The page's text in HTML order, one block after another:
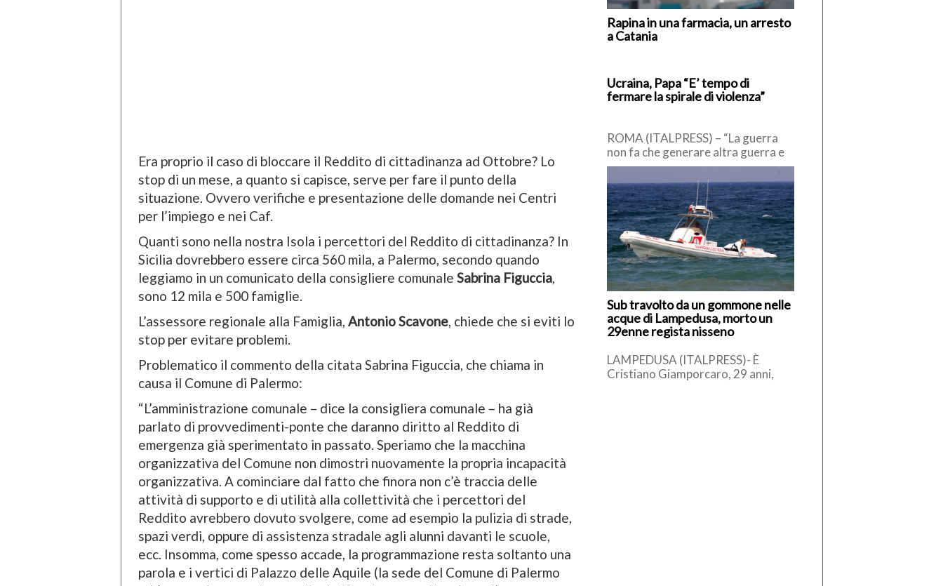
Era proprio il caso di bloccare il Reddito di cittadinanza ad Ottobre? Lo
stop di un mese, a quanto si capisce, serve per fare il punto della
situazione. Ovvero verifiche e presentazione delle domande nei Centri
per l’impiego e nei Caf.
Quanti sono nella nostra Isola i percettori del Reddito di cittadinanza? In
Sicilia dovrebbero essere circa 560 mila, a Palermo, secondo quando
leggiamo in un comunicato della consigliere comunale Sabrina Figuccia,
sono 12 mila e 500 famiglie.
L’assessore regionale alla Famiglia, Antonio Scavone, chiede che si eviti lo
stop per evitare problemi.
Problematico il commento della citata Sabrina Figuccia, che chiama in
causa il Comune di Palermo:
“L’amministrazione comunale – dice la consigliera comunale – ha già
parlato di provvedimenti-ponte che daranno diritto al Reddito di
emergenza già sperimentato in passato. Speriamo che la macchina
organizzativa del Comune non dimostri nuovamente la propria incapacità
organizzativa. A cominciare dal fatto che finora non c’è traccia delle
attività di supporto e di utilità alla collettività che i percettori del
Reddito avrebbero dovuto svolgere, come ad esempio la pulizia di strade,
spazi verdi, oppure di assistenza stradale agli alunni davanti le scuole,
ecc. Insomma, come spesso accade, la programmazione resta soltanto una
parola e i vertici di Palazzo delle Aquile (la sede del Comune di Palermo
Rapina in una farmacia, un arresto
a Catania
Ucraina, Papa “E’ tempo di
fermare la spirale di violenza”
ROMA (ITALPRESS) – “La guerra
non fa che generare altra guerra e
provoca enormi sofferenze. E’
tempo di fermare la […]
Sub travolto da un gommone nelle
acque di Lampedusa, morto un
29enne regista nisseno
LAMPEDUSA (ITALPRESS)- È
Cristiano Giamporcaro, 29 anni,